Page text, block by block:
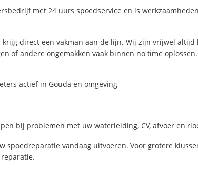
met 24 uurs spoedservice en is
direct een vakman aan de lijn. Wij zijn vrijwel
of andere ongemakken vaak binnen no time
actief in Gouda en omgeving
bij problemen met uw waterleiding, CV, afvoer en
vandaag uitvoeren. Voor grotere